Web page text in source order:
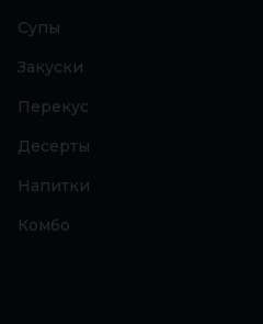
Супы
Закуски
Перекус
Десерты
Напитки
Комбо